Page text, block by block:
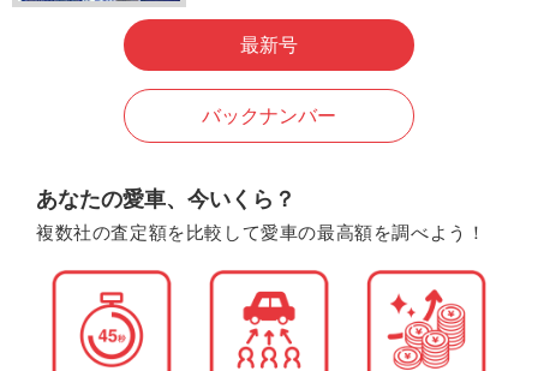
最新号
バックナンバー
あなたの愛車、今いくら？
複数社の査定額を比較して愛車の最高額を調べよう！